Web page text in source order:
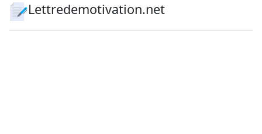
Lettredemotivation.net